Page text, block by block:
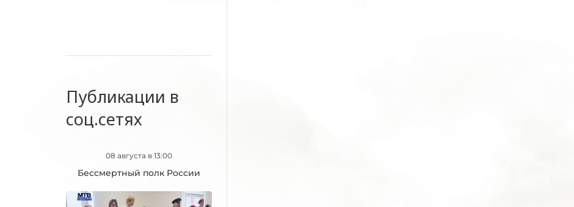
Публикации в
соц.сетях
08 августа в 13:00
Бессмертный полк России